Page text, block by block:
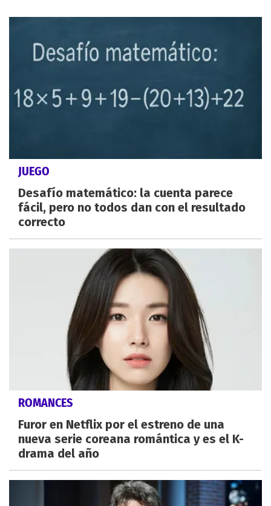
JUEGO
Desafío matemático: la cuenta parece
fácil, pero no todos dan con el resultado
correcto
ROMANCES
Furor en Netflix por el estreno de una
nueva serie coreana romántica y es el K-
drama del año